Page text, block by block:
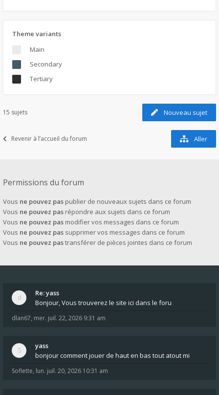
Theme variants
Main
Secondary
Tertiary
Nouveau sujet
15 sujets
Revenir à l’accueil du forum Aller
Permissions du forum
Vous ne pouvez pas publier de nouveaux sujets dans ce forum
Vous ne pouvez pas répondre aux sujets dans ce forum
Vous ne pouvez pas modifier vos messages dans ce forum
Vous ne pouvez pas supprimer vos messages dans ce forum
Vous ne pouvez pastransférer de pièces jointes dans ce forum
Re: yass
Bonjour, Vous trouverez le site ici dans le foru
dlan67, mer. juil. 22, 2026 9:31 am
yass
bonjour comment jouer de haut en bas tout atout mi
Soflette, lun. juil. 20, 2026 10:31 am